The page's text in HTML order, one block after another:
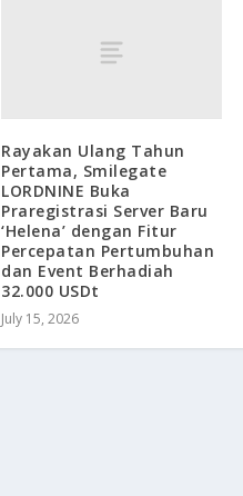
Rayakan Ulang Tahun
Pertama, Smilegate
LORDNINE Buka
Praregistrasi Server Baru
‘Helena’ dengan Fitur
Percepatan Pertumbuhan
dan Event Berhadiah
32.000 USDt
July 15, 2026